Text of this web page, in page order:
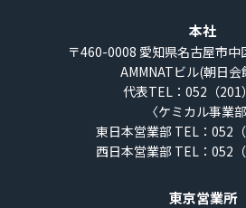
興
業
株
式
会
社
本社
〒460-0008 愛知県名古屋市中
AMMNATビル(朝日会
代表TEL：052（201
〈ケミカル事業部
東日本営業部 TEL：052
西日本営業部 TEL：052
東京営業所